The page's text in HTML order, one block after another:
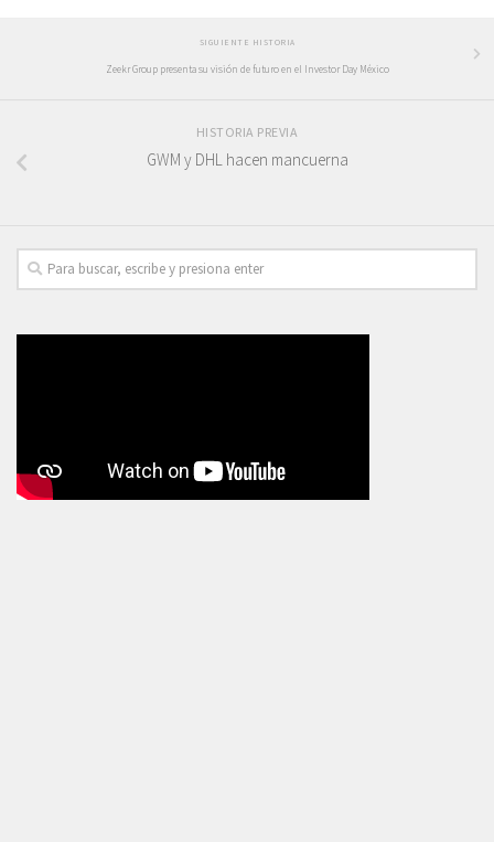
SIGUIENTE HISTORIA
Zeekr Group presenta su visión de futuro en el Investor Day México
HISTORIA PREVIA
GWM y DHL hacen mancuerna